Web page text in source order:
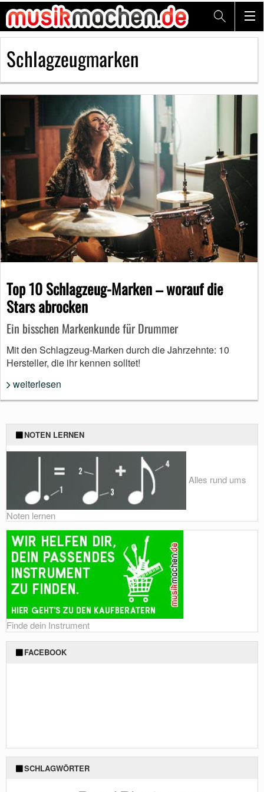
Schlagzeugmarken
Top 10 Schlagzeug-Marken – worauf die
Stars abrocken
Ein bisschen Markenkunde für Drummer
Mit den Schlagzeug-Marken durch die Jahrzehnte: 10
Hersteller, die ihr kennen solltet!
weiterlesen
NOTEN LERNEN
Alles rund ums
Noten lernen
Finde dein Instrument
FACEBOOK
SCHLAGWÖRTER